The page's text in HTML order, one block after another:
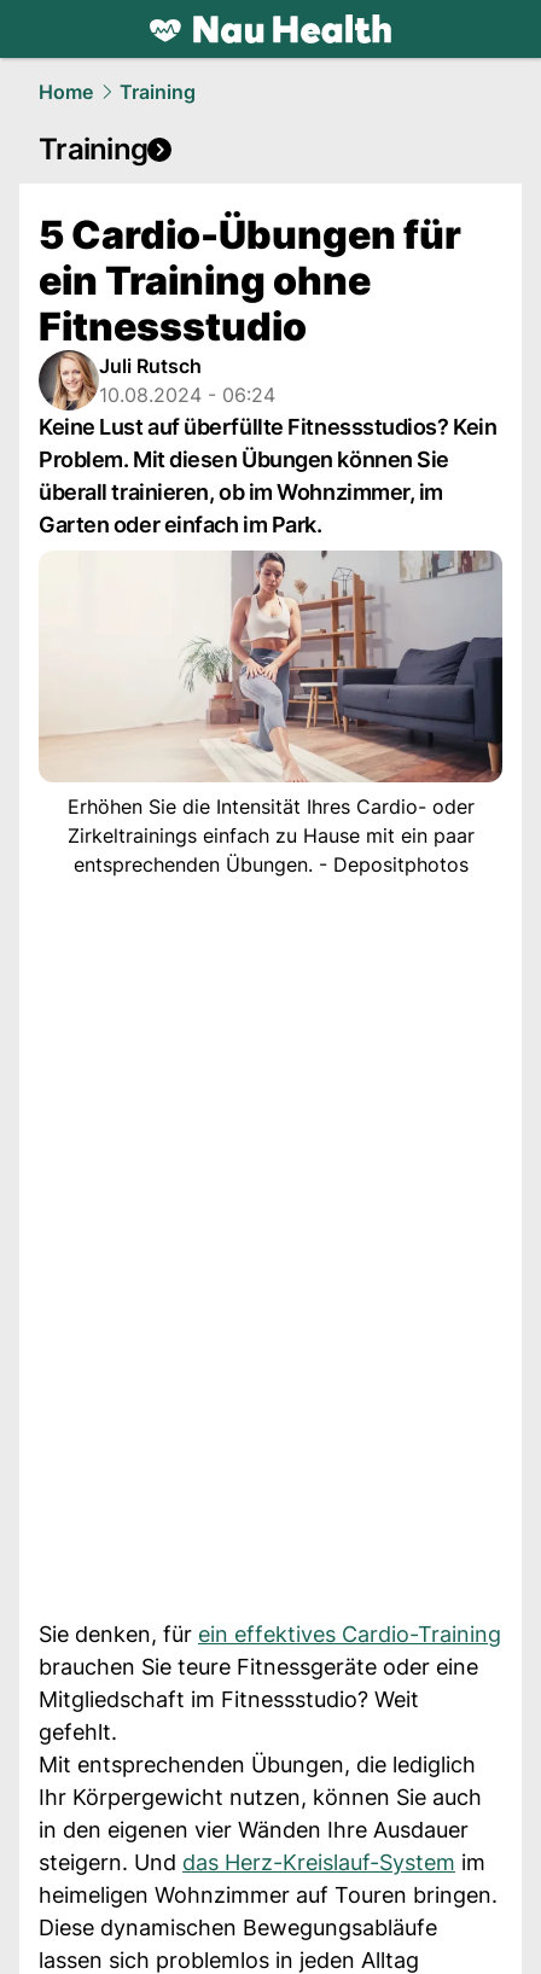
health.NAU.ch
Home Training
Training
5 Cardio-Übungen für
ein Training ohne
Fitnessstudio
Juli Rutsch
10.08.2024 - 06:24
Keine Lust auf überfüllte Fitnessstudios? Kein
Problem. Mit diesen Übungen können Sie
überall trainieren, ob im Wohnzimmer, im
Garten oder einfach im Park.
Erhöhen Sie die Intensität Ihres Cardio- oder
Zirkeltrainings einfach zu Hause mit ein paar
entsprechenden Übungen. - Depositphotos
Sie denken, für ein effektives Cardio-Training
brauchen Sie teure Fitnessgeräte oder eine
Mitgliedschaft im Fitnessstudio? Weit
gefehlt.
Mit entsprechenden Übungen, die lediglich
Ihr Körpergewicht nutzen, können Sie auch
in den eigenen vier Wänden Ihre Ausdauer
steigern. Und das Herz-Kreislauf-System im
heimeligen Wohnzimmer auf Touren bringen.
Diese dynamischen Bewegungsabläufe
lassen sich problemlos in jeden Alltag